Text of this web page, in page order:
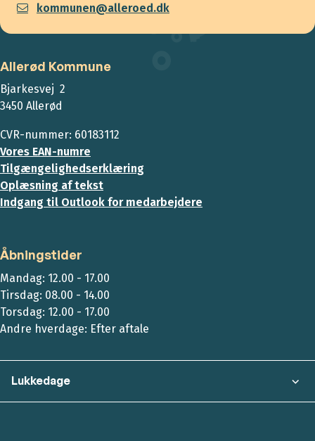
kommunen@alleroed.dk
Allerød Kommune
Bjarkesvej 2
3450 Allerød
CVR-nummer: 60183112
Vores EAN-numre
Tilgængelighedserklæring
Oplæsning af tekst
Indgang til Outlook for medarbejdere
Åbningstider
Mandag: 12.00 - 17.00
Tirsdag: 08.00 - 14.00
Torsdag: 12.00 - 17.00
Andre hverdage: Efter aftale
Lukkedage